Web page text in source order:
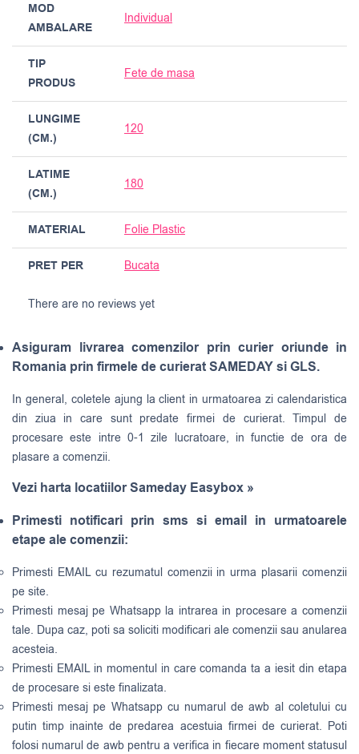
MOD
AMBALARE
Individual
TIP
PRODUS
Fete de masa
LUNGIME
(CM.)
120
LATIME
(CM.)
180
MATERIAL Folie Plastic
PRET PER Bucata
There are no reviews yet
Asiguram livrarea comenzilor prin curier oriunde in
Romania prin firmele de curierat SAMEDAY si GLS.
In general, coletele ajung la client in urmatoarea zi calendaristica
din ziua in care sunt predate firmei de curierat. Timpul de
procesare este intre 0-1 zile lucratoare, in functie de ora de
plasare a comenzii.
Vezi harta locatiilor Sameday Easybox »
Primesti notificari prin sms si email in urmatoarele
etape ale comenzii:
Primesti EMAIL cu rezumatul comenzii in urma plasarii comenzii
pe site.
Primesti mesaj pe Whatsapp la intrarea in procesare a comenzii
tale. Dupa caz, poti sa soliciti modificari ale comenzii sau anularea
acesteia.
Primesti EMAIL in momentul in care comanda ta a iesit din etapa
de procesare si este finalizata.
Primesti mesaj pe Whatsapp cu numarul de awb al coletului cu
putin timp inainte de predarea acestuia firmei de curierat. Poti
folosi numarul de awb pentru a verifica in fiecare moment statusul